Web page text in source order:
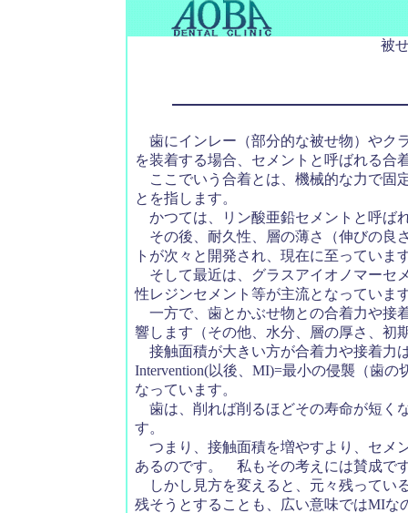
被
歯にインレー（部分的な被せ物）やク
を装着する場合、セメントと呼ばれる合
ここでいう合着とは、機械的な力で固
とを指します。
かつては、リン酸亜鉛セメントと呼ば
その後、耐久性、層の薄さ（伸びの良
トが次々と開発され、現在に至っていま
そして最近は、グラスアイオノマーセ
性レジンセメント等が主流となっていま
一方で、歯とかぶせ物との合着力や接
響します（その他、水分、層の厚さ、初
接触面積が大きい方が合着力や接着力
Intervention(以後、MI)=最小の侵襲（歯
なっています。
歯は、削れば削るほどその寿命が短く
す。
つまり、接触面積を増やすより、セメ
あるのです。 私もその考えには賛成で
しかし見方を変えると、元々残ってい
残そうとすることも、広い意味ではMIな